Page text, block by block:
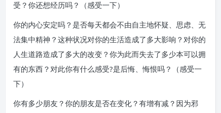
受？你还想经历吗？（感受一下）
你的内心安定吗？是否每天都会不由自主地怀疑、思虑、无
法集中精神？这种状况对你的生活造成了多大影响？对你的
人生道路造成了多大的改变？你为此而失去了多少本可以拥
有的东西？对此你有什么感受?是后悔、悔恨吗？（感受一
下）
你有多少朋友？你的朋友是否在变化？有增有减？因为邪